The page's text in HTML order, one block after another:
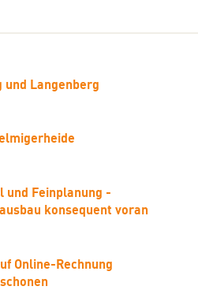
Langenberg
und Feinplanung -
konsequent voran
Online-Rechnung